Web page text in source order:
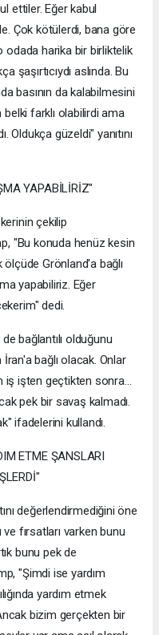
ettiler. Eğer kabul
Çok kötülerdi, bana göre
odada harika bir birliktelik
şaşırtıcıydı aslında. Bu
basının da kalabilmesini
farklı olabilirdi ama
Oldukça güzeldi" yanıtını
YAPABİLİRİZ"
çekilip
"Bu konuda henüz kesin
Grönland'a bağlı
yapabiliriz. Eğer
dedi.
bağlantılı olduğunu
bağlı olacak. Onlar
iş işten geçtikten sonra...
pek bir savaş kalmadı.
ifadelerini kullandı.
ETME ŞANSLARI
değerlendirmediğini öne
fırsatları varken bunu
bunu pek de
"Şimdi ise yardım
yardım etmek
bizim gerçekten bir